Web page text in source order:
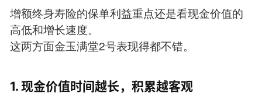
增额终身寿险的保单利益重点还是看现金价值的
高低和增长速度。
这两方面金玉满堂2号表现得都不错。
1. 现金价值时间越长，积累越客观